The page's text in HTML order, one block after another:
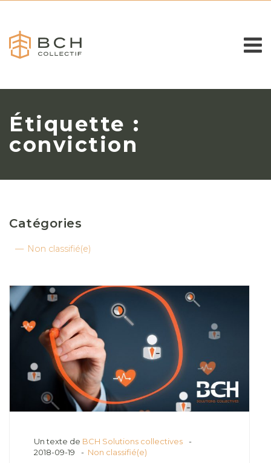
Étiquette :
conviction
Un texte de BCH Solutions collectives
2018-09-19
Non classifié(e)
Catégories
Non classifié(e)